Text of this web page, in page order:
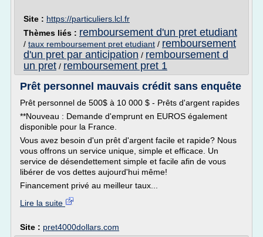
Site : https://particuliers.lcl.fr
Thèmes liés : remboursement d'un pret etudiant
/ taux remboursement pret etudiant / remboursement
d'un pret par anticipation / remboursement d
un pret / remboursement pret 1
Prêt personnel mauvais crédit sans enquête
Prêt personnel de 500$ à 10 000 $ - Prêts d'argent rapides
**Nouveau : Demande d'emprunt en EUROS également
disponible pour la France.
Vous avez besoin d'un prêt d'argent facile et rapide? Nous
vous offrons un service unique, simple et efficace. Un
service de désendettement simple et facile afin de vous
libérer de vos dettes aujourd'hui même!
Financement privé au meilleur taux...
Lire la suite
Site : pret4000dollars.com